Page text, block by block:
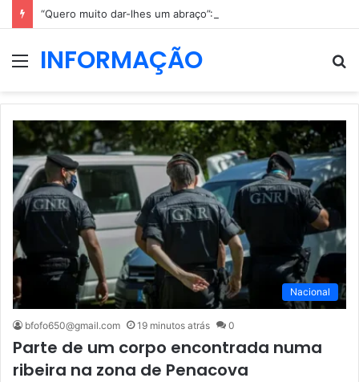
MenuINFORMAÇÃO
Nacional
bfofo650@gmail.com 19 minutos atrás 0
Parte de um corpo encontrada numa
ribeira na zona de Penacova